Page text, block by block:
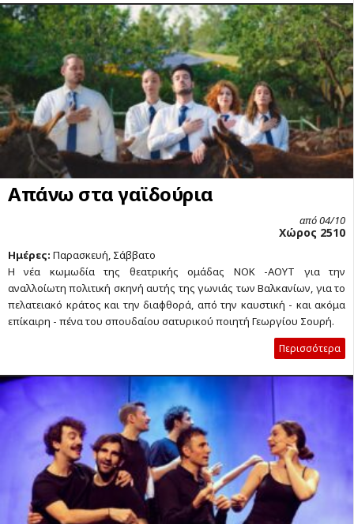
Απάνω στα γαϊδούρια
από 04/10
Χώρος 2510
Ημέρες: Παρασκευή, Σάββατο
Η νέα κωμωδία της θεατρικής ομάδας ΝΟΚ -ΑΟΥΤ για την
αναλλοίωτη πολιτική σκηνή αυτής της γωνιάς των Βαλκανίων, για το
πελατειακό κράτος και την διαφθορά, από την καυστική - και ακόμα
επίκαιρη - πένα του σπουδαίου σατυρικού ποιητή Γεωργίου Σουρή.
Περισσότερα